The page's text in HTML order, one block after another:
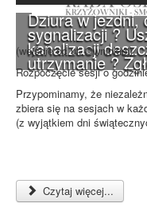
Dziura w jezdni,
sygnalizacji ?
kanalizacji
utrzymanie ?
(wejście od ul. Ownickiej).
Rozpoczęcie sesji o
Przypominamy, że
zbiera się na sesjach w
(z wyjątkiem dni
Czytaj więcej...